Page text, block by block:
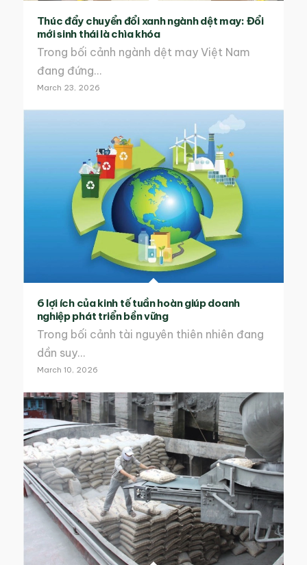
Thúc đẩy chuyển đổi xanh ngành dệt may: Đổi
mới sinh thái là chìa khóa
Trong bối cảnh ngành dệt may Việt Nam
đang đứng…
March 23, 2026
6 lợi ích của kinh tế tuần hoàn giúp doanh
nghiệp phát triển bền vững
Trong bối cảnh tài nguyên thiên nhiên đang
dần suy…
March 10, 2026